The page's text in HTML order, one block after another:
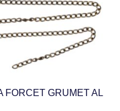
FORCET GRUMET AL